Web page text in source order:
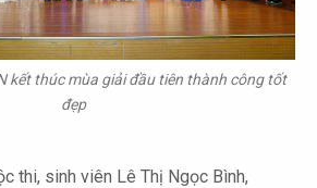
kết thúc mùa giải đầu tiên thành công tốt
đẹp
thi, sinh viên Lê Thị Ngọc Bình,